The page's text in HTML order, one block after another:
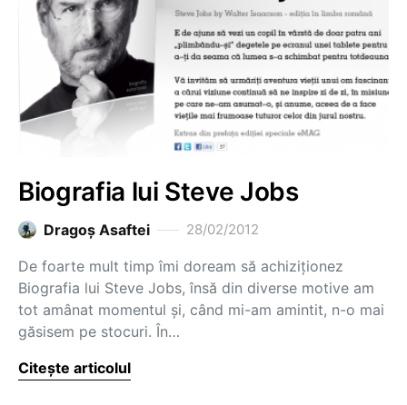
Biografia lui Steve Jobs
Dragoş Asaftei 28/02/2012
De foarte mult timp îmi doream să achiziționez
Biografia lui Steve Jobs, însă din diverse motive am
tot amânat momentul și, când mi-am amintit, n-o mai
găsisem pe stocuri. În…
Citește articolul